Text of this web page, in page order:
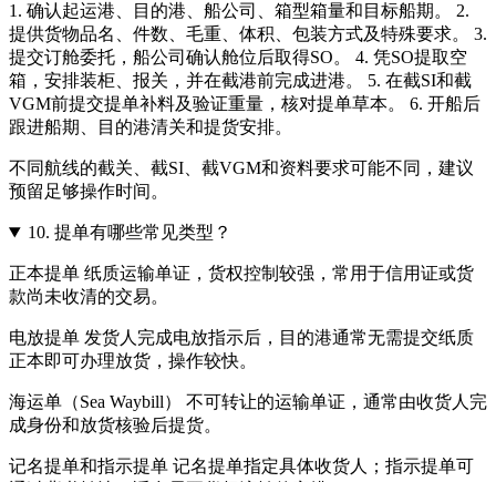
1. 确认起运港、目的港、船公司、箱型箱量和目标船期。 2.
提供货物品名、件数、毛重、体积、包装方式及特殊要求。 3.
提交订舱委托，船公司确认舱位后取得SO。 4. 凭SO提取空
箱，安排装柜、报关，并在截港前完成进港。 5. 在截SI和截
VGM前提交提单补料及验证重量，核对提单草本。 6. 开船后
跟进船期、目的港清关和提货安排。
不同航线的截关、截SI、截VGM和资料要求可能不同，建议
预留足够操作时间。
10. 提单有哪些常见类型？
正本提单 纸质运输单证，货权控制较强，常用于信用证或货
款尚未收清的交易。
电放提单 发货人完成电放指示后，目的港通常无需提交纸质
正本即可办理放货，操作较快。
海运单（Sea Waybill） 不可转让的运输单证，通常由收货人完
成身份和放货核验后提货。
记名提单和指示提单 记名提单指定具体收货人；指示提单可